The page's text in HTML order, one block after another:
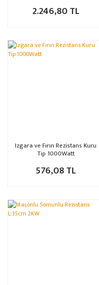
2.246,80 TL
Izgara ve Fırın Rezistans Kuru
Tip 1000Watt
576,08 TL